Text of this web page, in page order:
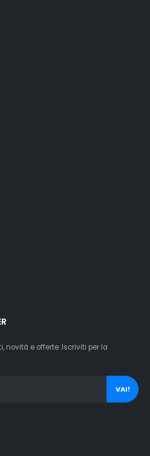
novità e offerte. Iscriviti per la
VAI!